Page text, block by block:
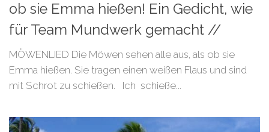
ob sie Emma hießen! Ein Gedicht, wie
für Team Mundwerk gemacht //
MÖWENLIED Die Möwen sehen alle aus, als ob sie
Emma hießen. Sie tragen einen weißen Flaus und sind
mit Schrot zu schießen. Ich schieße...